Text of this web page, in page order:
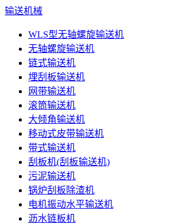
输送机械
WLS型无轴螺旋输送机
无轴螺旋输送机
链式输送机
埋刮板输送机
网带输送机
滚筒输送机
大倾角输送机
移动式皮带输送机
带式输送机
刮板机(刮板输送机)
污泥输送机
锅炉刮板除渣机
电机振动水平输送机
沥水链板机